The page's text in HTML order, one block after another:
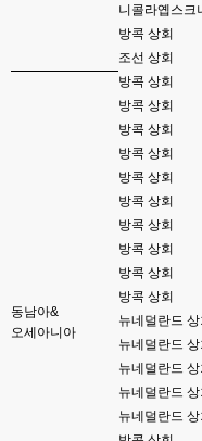
니콜라옙스크
방콕 상회
조선 상회
동남아&
오세아니아
방콕 상회
방콕 상회
방콕 상회
방콕 상회
방콕 상회
방콕 상회
방콕 상회
방콕 상회
방콕 상회
방콕 상회
뉴네덜란드 상
뉴네덜란드 상
뉴네덜란드 상
뉴네덜란드 상
뉴네덜란드 상
그래도 이번에 사이트 방향 잘
서버날려먹으면서 웹게임 소스
있는거가지고 일단은 추억으
전 모형정원만 좋아해서 하핫 ;;;
모형정원은 무슨게임이에요?
뎅...
상정제도 아실려나요?